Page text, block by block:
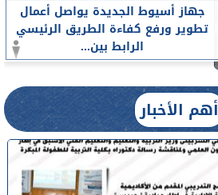
جهاز أسيوط الجديدة يواصل أعمال
تطوير ورفع كفاءة الطريق الرئيسي
الرابط بين...
أهم الأخبار